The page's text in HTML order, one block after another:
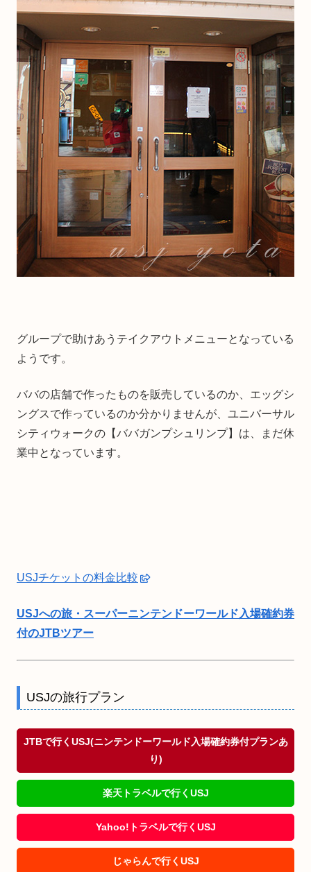
グループで助けあうテイクアウトメニューとなっている
ようです。
ババの店舗で作ったものを販売しているのか、エッグシ
ングスで作っているのか分かりませんが、ユニバーサル
シティウォークの【ババガンプシュリンプ】は、まだ休
業中となっています。
USJチケットの料金比較
USJへの旅・スーパーニンテンドーワールド入場確約券
付のJTBツアー
USJの旅行プラン
JTBで行くUSJ(ニンテンドーワールド入場確約券付プランあ
り)
楽天トラベルで行くUSJ
Yahoo!トラベルで行くUSJ
じゃらんで行くUSJ